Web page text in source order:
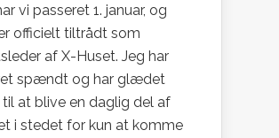
vi passeret 1. januar, og
officielt tiltrådt som
af X-Huset. Jeg har
spændt og har glædet
at blive en daglig del af
i stedet for kun at komme